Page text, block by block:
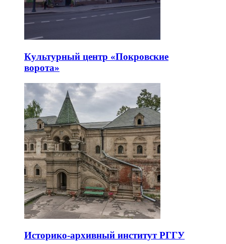
Культурный центр «Покровские
ворота»
Историко-архивный институт РГГУ